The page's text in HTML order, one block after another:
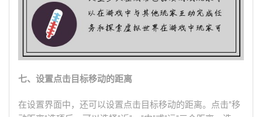
七、设置点击目标移动的距离
在设置界面中，还可以设置点击目标移动的距离。点击"移